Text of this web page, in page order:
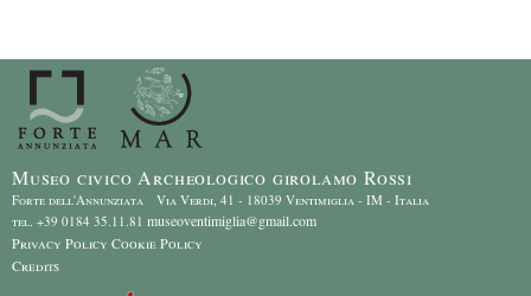
Museo civico Archeologico girolamo Rossi
Forte dell'Annunziata Via Verdi, 41 - 18039 Ventimiglia - IM - Italia
tel. +39 0184 35.11.81 museoventimiglia@gmail.com
Privacy Policy Cookie Policy
Credits